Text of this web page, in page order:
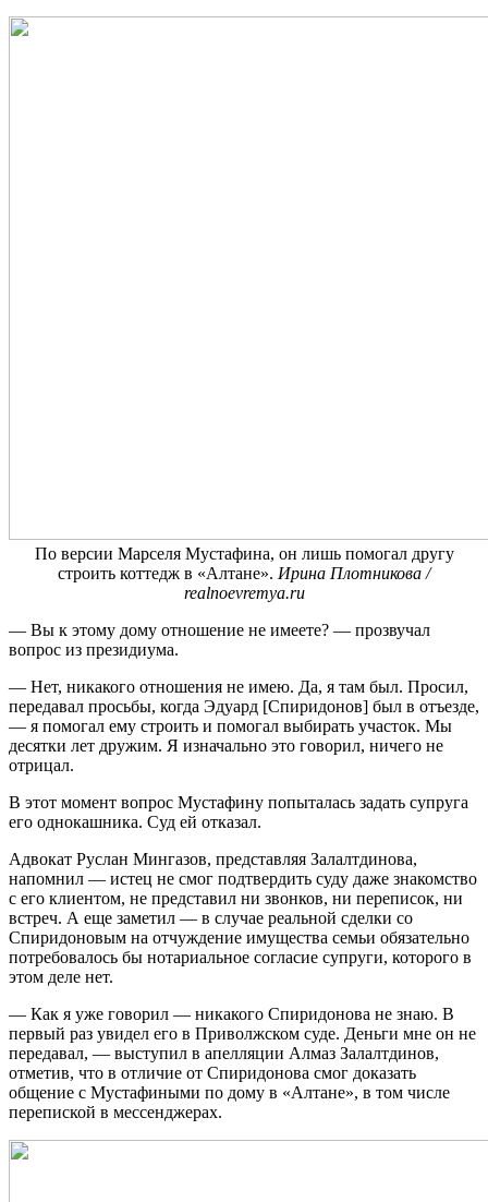
По версии Марселя Мустафина, он лишь помогал другу
строить коттедж в «Алтане». Ирина Плотникова /
realnoevremya.ru
— Вы к этому дому отношение не имеете? — прозвучал
вопрос из президиума.
— Нет, никакого отношения не имею. Да, я там был. Просил,
передавал просьбы, когда Эдуард [Спиридонов] был в отъезде,
— я помогал ему строить и помогал выбирать участок. Мы
десятки лет дружим. Я изначально это говорил, ничего не
отрицал.
В этот момент вопрос Мустафину попыталась задать супруга
его однокашника. Суд ей отказал.
Адвокат Руслан Мингазов, представляя Залалтдинова,
напомнил — истец не смог подтвердить суду даже знакомство
с его клиентом, не представил ни звонков, ни переписок, ни
встреч. А еще заметил — в случае реальной сделки со
Спиридоновым на отчуждение имущества семьи обязательно
потребовалось бы нотариальное согласие супруги, которого в
этом деле нет.
— Как я уже говорил — никакого Спиридонова не знаю. В
первый раз увидел его в Приволжском суде. Деньги мне он не
передавал, — выступил в апелляции Алмаз Залалтдинов,
отметив, что в отличие от Спиридонова смог доказать
общение с Мустафиными по дому в «Алтане», в том числе
перепиской в мессенджерах.